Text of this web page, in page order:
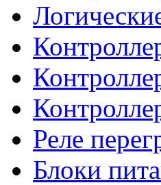
Реле
Блоки